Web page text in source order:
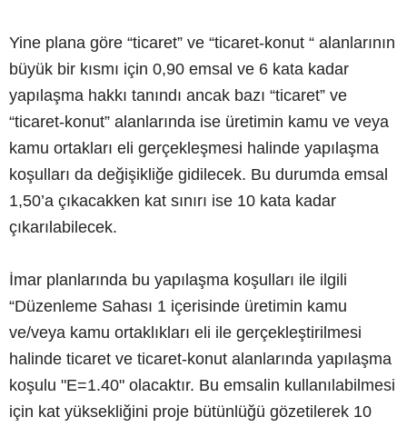
Yine plana göre “ticaret” ve “ticaret-konut “ alanlarının
büyük bir kısmı için 0,90 emsal ve 6 kata kadar
yapılaşma hakkı tanındı ancak bazı “ticaret” ve
“ticaret-konut” alanlarında ise üretimin kamu ve veya
kamu ortakları eli gerçekleşmesi halinde yapılaşma
koşulları da değişikliğe gidilecek. Bu durumda emsal
1,50’a çıkacakken kat sınırı ise 10 kata kadar
çıkarılabilecek.
İmar planlarında bu yapılaşma koşulları ile ilgili
“Düzenleme Sahası 1 içerisinde üretimin kamu
ve/veya kamu ortaklıkları eli ile gerçekleştirilmesi
halinde ticaret ve ticaret-konut alanlarında yapılaşma
koşulu "E=1.40" olacaktır. Bu emsalin kullanılabilmesi
için kat yüksekliğini proje bütünlüğü gözetilerek 10